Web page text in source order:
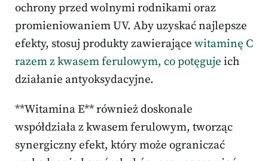
ochrony przed wolnymi rodnikami oraz
promieniowaniem UV. Aby uzyskać najlepsze
efekty, stosuj produkty zawierające witaminę C
razem z kwasem ferulowym, co potęguje ich
działanie antyoksydacyjne.
**Witamina E** również doskonale
współdziała z kwasem ferulowym, tworząc
synergiczny efekt, który może ograniczać